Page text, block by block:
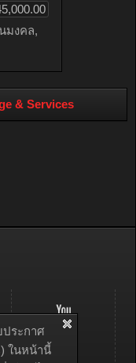
ระกาศ
ในหน้านี้
มงคล,
& Services